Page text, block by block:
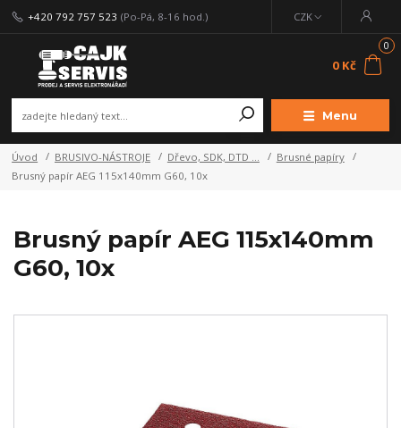
Menu
CZK
+420 792 757 523 (Po-Pá, 8-16 hod.)
0
0 Kč
Úvod BRUSIVO-NÁSTROJE Dřevo, SDK, DTD ...
Brusné papíry
Brusný papír AEG 115x140mm G60, 10x
Brusný papír AEG 115x140mm
G60, 10x